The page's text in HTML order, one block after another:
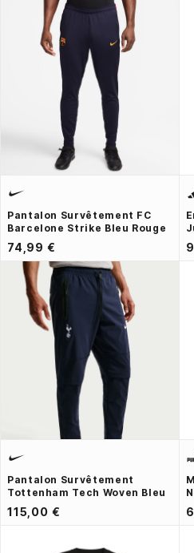
Pantalon Survêtement FC
Barcelone Strike Bleu Rouge
74,99 €
Pantalon Survêtement
Tottenham Tech Woven Bleu
115,00 €